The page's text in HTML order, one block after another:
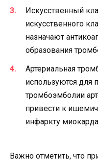
Искусственный
искусственного
назначают
образования
Артериальная
используются для
тромбоэмболии
привести к
инфаркту
Важно отметить, что